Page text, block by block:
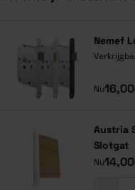
Nemef
Nu16,00
Austria
Slotgat
Nu14,00